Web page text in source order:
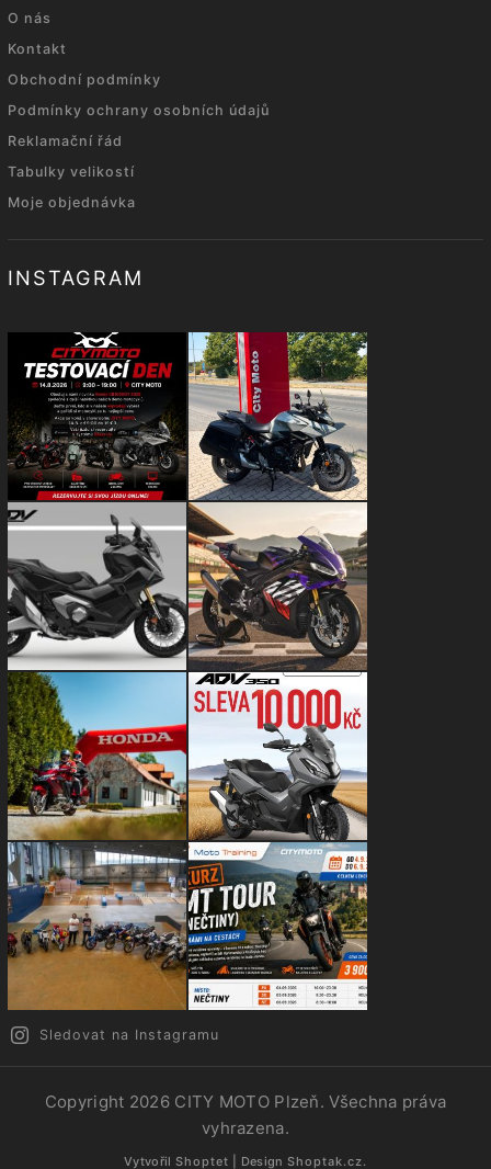
O nás
Kontakt
Obchodní podmínky
Podmínky ochrany osobních údajů
Reklamační řád
Tabulky velikostí
Moje objednávka
INSTAGRAM
Sledovat na Instagramu
Copyright 2026 CITY MOTO Plzeň. Všechna práva
vyhrazena.
Vytvořil Shoptet | Design Shoptak.cz.